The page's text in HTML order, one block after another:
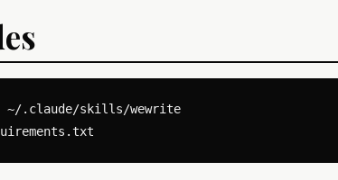
~/.claude/skills/wewrite